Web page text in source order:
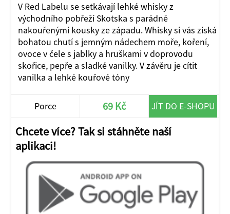
V Red Labelu se setkávají lehké whisky z
východního pobřeží Skotska s parádně
nakouřenými kousky ze západu. Whisky si vás získá
bohatou chutí s jemným nádechem moře, koření,
ovoce v čele s jablky a hruškami v doprovodu
skořice, pepře a sladké vanilky. V závěru je cítit
vanilka a lehké kouřové tóny
Porce 69 Kč JÍT DO E-SHOPU
Chcete více? Tak si stáhněte naší
aplikaci!